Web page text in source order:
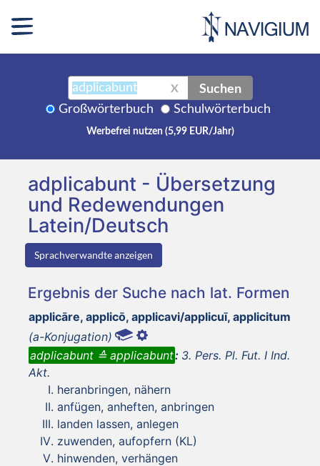
X Suchen
Großwörterbuch Schulwörterbuch
Werbefrei nutzen (5,99 EUR/Jahr)
adplicabunt - Übersetzung
und Redewendungen
Latein/Deutsch
Sprachverwandte anzeigen
Ergebnis der Suche nach lat. Formen
applicāre, applicō, applicavi/applicuī, applicitum
(a-Konjugation)
adplicabunt ≙ applicabunt: 3. Pers. Pl. Fut. I Ind.
Akt.
heranbringen, nähern
anfügen, anheften, anbringen
landen lassen, anlegen
zuwenden, aufopfern (KL)
hinwenden, verhängen